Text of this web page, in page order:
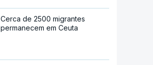
Cerca de 2500 migrantes
permanecem em Ceuta